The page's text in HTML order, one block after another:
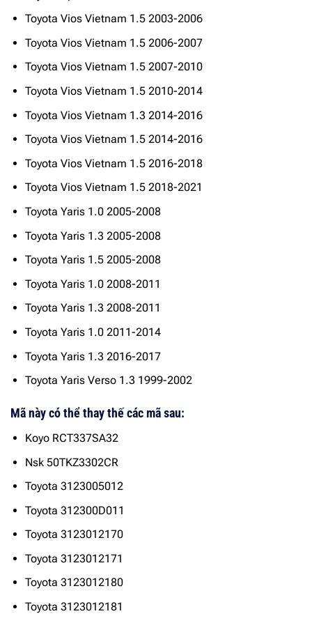
Toyota Vios Vietnam 1.5 2003-2006
Toyota Vios Vietnam 1.5 2006-2007
Toyota Vios Vietnam 1.5 2007-2010
Toyota Vios Vietnam 1.5 2010-2014
Toyota Vios Vietnam 1.3 2014-2016
Toyota Vios Vietnam 1.5 2014-2016
Toyota Vios Vietnam 1.5 2016-2018
Toyota Vios Vietnam 1.5 2018-2021
Toyota Yaris 1.0 2005-2008
Toyota Yaris 1.3 2005-2008
Toyota Yaris 1.5 2005-2008
Toyota Yaris 1.0 2008-2011
Toyota Yaris 1.3 2008-2011
Toyota Yaris 1.0 2011-2014
Toyota Yaris 1.3 2016-2017
Toyota Yaris Verso 1.3 1999-2002
Mã này có thể thay thế các mã sau:
Koyo RCT337SA32
Nsk 50TKZ3302CR
Toyota 3123005012
Toyota 312300D011
Toyota 3123012170
Toyota 3123012171
Toyota 3123012180
Toyota 3123012181